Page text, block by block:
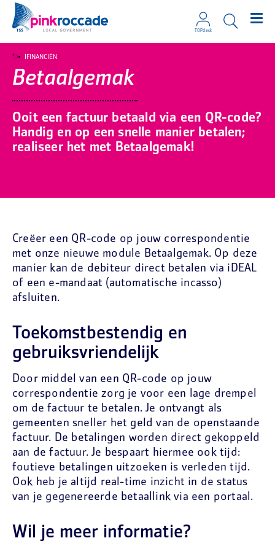
TOPdesk
Betaalgemak
Ooit een factuur betaald via een QR-code?
Handig en op een snelle manier betalen;
realiseer het met Betaalgemak!
IFINANCIËN
Creëer een QR-code op jouw correspondentie
met onze nieuwe module Betaalgemak. Op deze
manier kan de debiteur direct betalen via iDEAL
of een e-mandaat (automatische incasso)
afsluiten.
Toekomstbestendig en
gebruiksvriendelijk
Door middel van een QR-code op jouw
correspondentie zorg je voor een lage drempel
om de factuur te betalen. Je ontvangt als
gemeenten sneller het geld van de openstaande
factuur. De betalingen worden direct gekoppeld
aan de factuur. Je bespaart hiermee ook tijd:
foutieve betalingen uitzoeken is verleden tijd.
Ook heb je altijd real-time inzicht in de status
van je gegenereerde betaallink via een portaal.
Wil je meer informatie?